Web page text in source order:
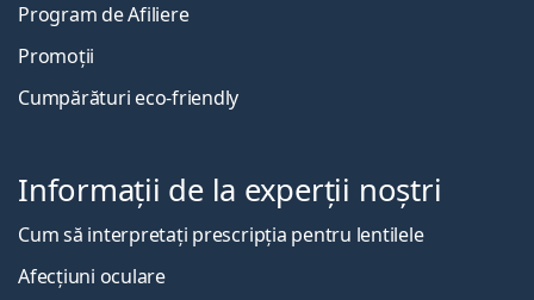
Program de Afiliere
Promoții
Cumpărături eco-friendly
Informații de la experții noștri
Cum să interpretați prescripția pentru lentilele
Afecțiuni oculare